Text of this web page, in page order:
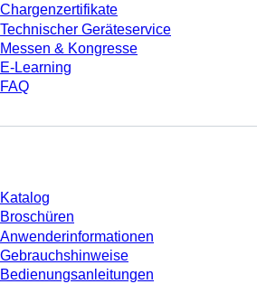
Chargenzertifikate
Technischer Geräteservice
Messen & Kongresse
E-Learning
FAQ
Katalog
Broschüren
Anwenderinformationen
Gebrauchshinweise
Bedienungsanleitungen